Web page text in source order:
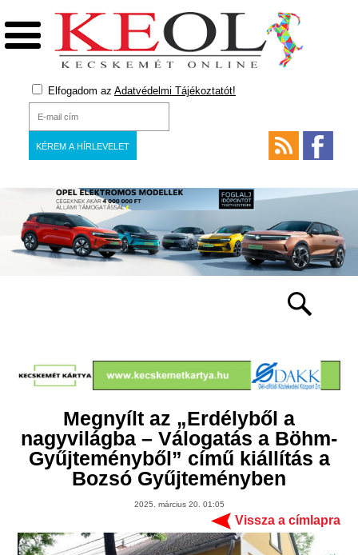
Elfogadom az Adatvédelmi Tájékoztatót!
Megnyílt az „Erdélyből a
nagyvilágba – Válogatás a Böhm-
Gyűjteményből” című kiállítás a
Bozsó Gyűjteményben
2025. március 20. 01:05
Vissza a címlapra